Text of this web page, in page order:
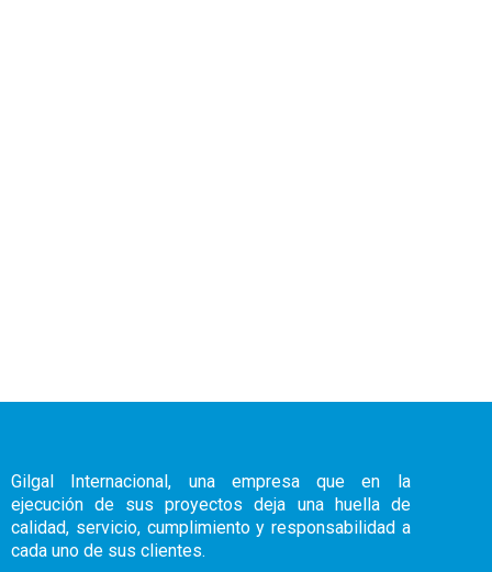
Gilgal Internacional, una empresa que en la
ejecución de sus proyectos deja una huella de
calidad, servicio, cumplimiento y responsabilidad a
cada uno de sus clientes.